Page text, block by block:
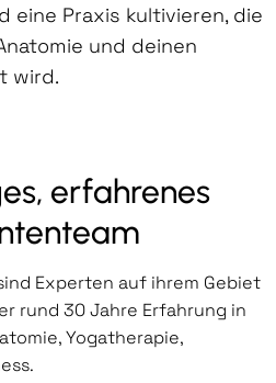
eine Praxis kultivieren, die
und deinen
wird.
erfahrenes
Experten auf ihrem Gebiet
rund 30 Jahre Erfahrung in
Yogatherapie,